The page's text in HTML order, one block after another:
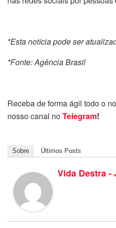
*Esta notícia pode ser
*Fonte: Agência Brasil
Receba de forma ágil todo o
nosso canal noTelegram!
Sobre Últimos Posts
Vida Destra